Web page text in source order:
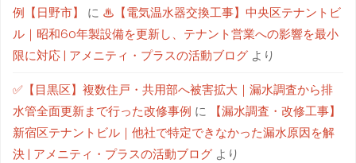
例【日野市】
に ♨【電気温水器交換工事】中央区テナントビ
ル｜昭和60年製設備を更新し、テナント営業への影響を最小
限に対応 | アメニティ・プラスの活動ブログ より
✅【目黒区】複数住戸・共用部へ被害拡大｜漏水調査から排
水管全面更新まで行った改修事例 に
【漏水調査・改修工事】
新宿区テナントビル｜他社で特定できなかった漏水原因を解
決 | アメニティ・プラスの活動ブログ より